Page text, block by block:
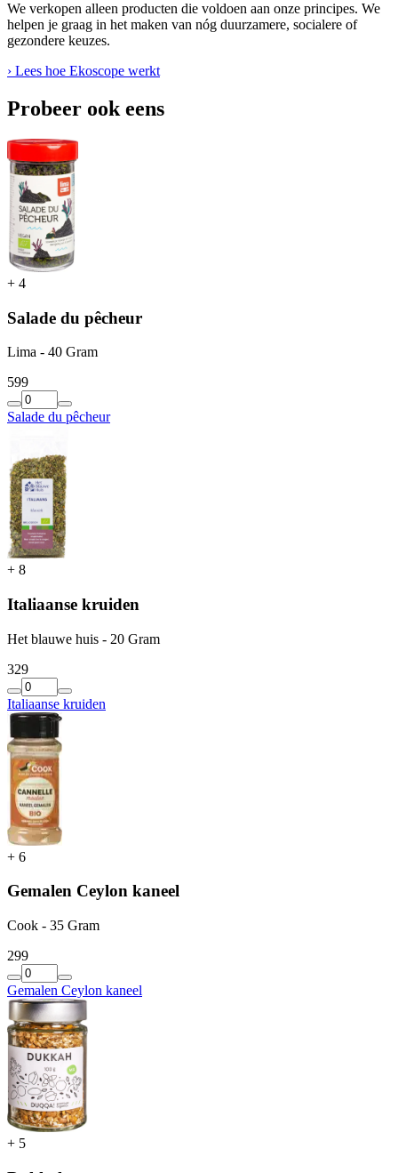
We verkopen alleen producten die voldoen aan onze principes. We
helpen je graag in het maken van nóg duurzamere, socialere of
gezondere keuzes.
› Lees hoe Ekoscope werkt
Probeer ook eens
+ 4
Salade du pêcheur
Lima - 40 Gram
599
Salade du pêcheur
+ 8
Italiaanse kruiden
Het blauwe huis - 20 Gram
329
Italiaanse kruiden
+ 6
Gemalen Ceylon kaneel
Cook - 35 Gram
299
Gemalen Ceylon kaneel
+ 5